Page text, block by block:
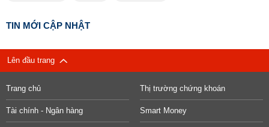
TIN MỚI CẬP NHẬT
Lên đầu trang
Trang chủ Thị trường chứng khoán
Tài chính - Ngân hàng Smart Money